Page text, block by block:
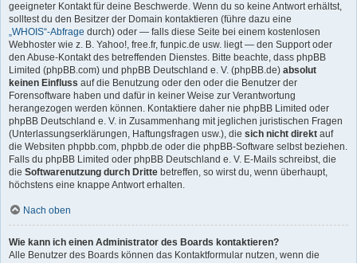
geeigneter Kontakt für deine Beschwerde. Wenn du so keine Antwort erhältst,
solltest du den Besitzer der Domain kontaktieren (führe dazu eine
„WHOIS“-Abfrage durch) oder — falls diese Seite bei einem kostenlosen
Webhoster wie z. B. Yahoo!, free.fr, funpic.de usw. liegt — den Support oder
den Abuse-Kontakt des betreffenden Dienstes. Bitte beachte, dass phpBB
Limited (phpBB.com) und phpBB Deutschland e. V. (phpBB.de) absolut
keinen Einfluss auf die Benutzung oder den oder die Benutzer der
Forensoftware haben und dafür in keiner Weise zur Verantwortung
herangezogen werden können. Kontaktiere daher nie phpBB Limited oder
phpBB Deutschland e. V. in Zusammenhang mit jeglichen juristischen Fragen
(Unterlassungserklärungen, Haftungsfragen usw.), die sich nicht direkt auf
die Websiten phpbb.com, phpbb.de oder die phpBB-Software selbst beziehen.
Falls du phpBB Limited oder phpBB Deutschland e. V. E-Mails schreibst, die
die Softwarenutzung durch Dritte betreffen, so wirst du, wenn überhaupt,
höchstens eine knappe Antwort erhalten.
Nach oben
Wie kann ich einen Administrator des Boards kontaktieren?
Alle Benutzer des Boards können das Kontaktformular nutzen, wenn die